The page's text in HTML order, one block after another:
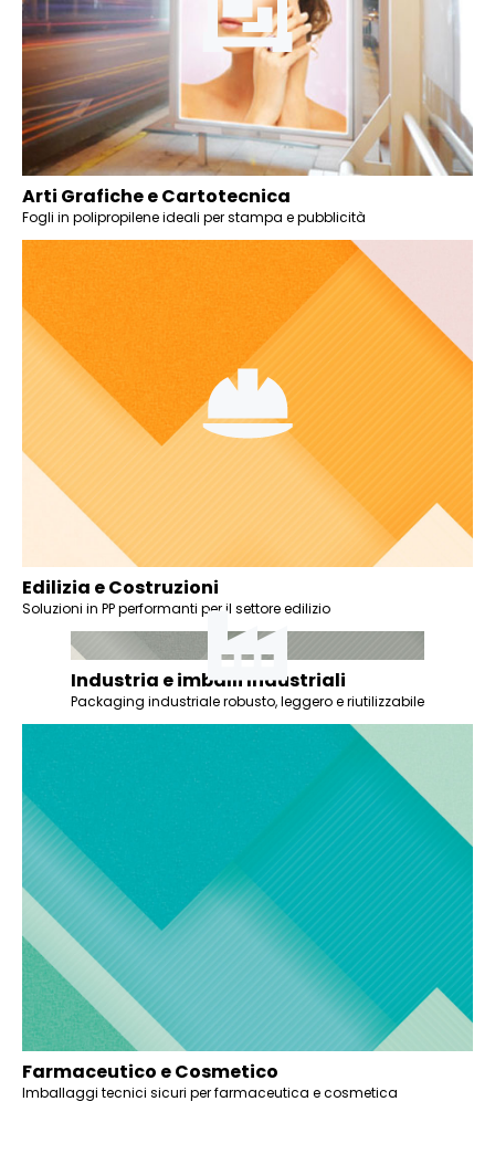
Arti Grafiche e Cartotecnica
Fogli in polipropilene ideali per stampa e pubblicità
Edilizia e Costruzioni
Soluzioni in PP performanti per il settore edilizio
Industria e imballi Industriali
Packaging industriale robusto, leggero e riutilizzabile
Farmaceutico e Cosmetico
Imballaggi tecnici sicuri per farmaceutica e cosmetica